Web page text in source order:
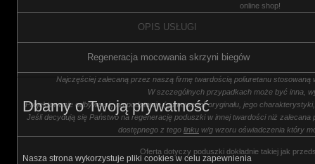
online shop!
OPIS USŁUGI
Regeneracja mocowania skrzyni biegów
Najczęściej zalecaną przez naszą firmę twardością poliuretanu
W szczególnych przypadkach może być inna,
Projektowanie odbywa się na podstawie (gumowego) oryginału, jego
Jeśli decydują się Państwo na regenerację poduszki w innej twardości niż zalecana
dostępnego z tego linku w/g wzoru oświadczenia który
Oferta dotyczy poduszki dokładnie takiej jak
Dbamy o Twoją prywatność
Nasza strona wykorzystuje pliki cookies w celu zapewnienia